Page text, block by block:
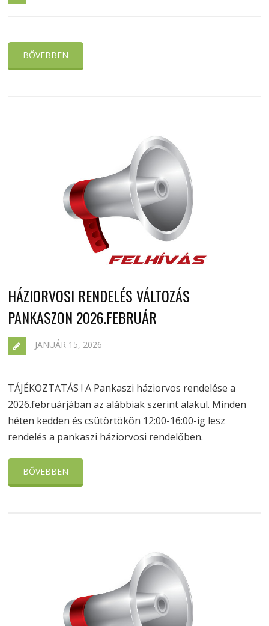
BŐVEBBEN
HÁZIORVOSI RENDELÉS VÁLTOZÁS
PANKASZON 2026.FEBRUÁR
JANUÁR 15, 2026
TÁJÉKOZTATÁS ! A Pankaszi háziorvos rendelése a
2026.februárjában az alábbiak szerint alakul. Minden
héten kedden és csütörtökön 12:00-16:00-ig lesz
rendelés a pankaszi háziorvosi rendelőben.
BŐVEBBEN